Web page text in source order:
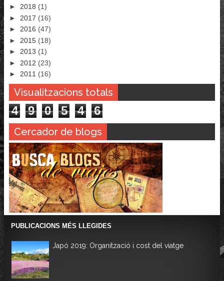
► 2018 (1)
► 2017 (16)
► 2016 (47)
► 2015 (18)
► 2013 (1)
► 2012 (23)
► 2011 (16)
Visualitzacions totals
4 9 0 5 4 6
Cercador de blogs
PUBLICACIONS MÉS LLEGIDES
Japó 2019: Organització i cost del viatge